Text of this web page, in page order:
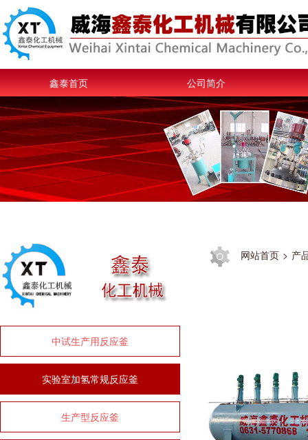
鑫泰首页 公司简介
中试生产用反应釜
实验室加氢常规反应釜
生产型反应釜
网站首页 > 产